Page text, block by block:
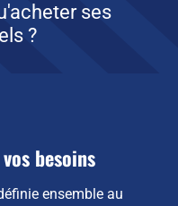
ses
?
besoins
ensemble au